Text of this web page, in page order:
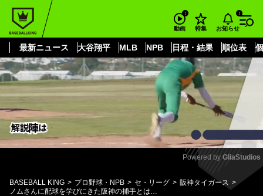
動画 特集 お知らせ
最新ニュース 大谷翔平 MLB NPB 日程・結果 順位表
もっと見る
Mute
Powered by GliaStudios
BASEBALL KING プロ野球・NPB セ・リーグ
阪神タイガース
ノムさんに配球を学びにきた阪神の捕手とは…